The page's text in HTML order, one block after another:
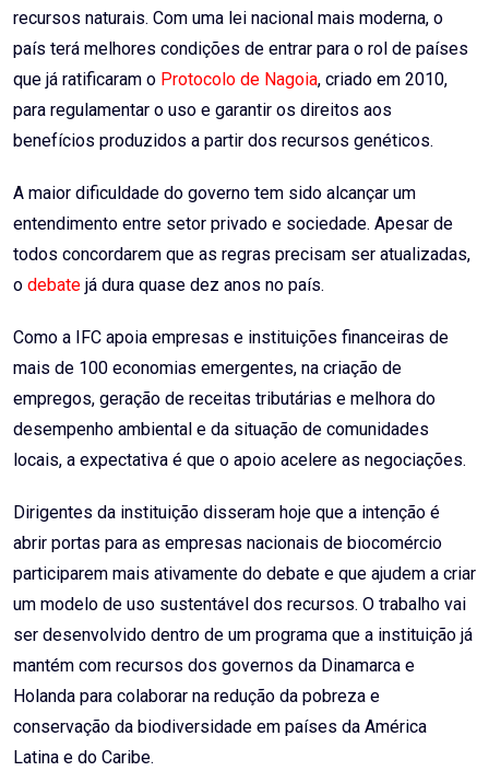
recursos naturais. Com uma lei nacional mais moderna, o
país terá melhores condições de entrar para o rol de países
que já ratificaram o Protocolo de Nagoia, criado em 2010,
para regulamentar o uso e garantir os direitos aos
benefícios produzidos a partir dos recursos genéticos.
A maior dificuldade do governo tem sido alcançar um
entendimento entre setor privado e sociedade. Apesar de
todos concordarem que as regras precisam ser atualizadas,
o debate já dura quase dez anos no país.
Como a IFC apoia empresas e instituições financeiras de
mais de 100 economias emergentes, na criação de
empregos, geração de receitas tributárias e melhora do
desempenho ambiental e da situação de comunidades
locais, a expectativa é que o apoio acelere as negociações.
Dirigentes da instituição disseram hoje que a intenção é
abrir portas para as empresas nacionais de biocomércio
participarem mais ativamente do debate e que ajudem a criar
um modelo de uso sustentável dos recursos. O trabalho vai
ser desenvolvido dentro de um programa que a instituição já
mantém com recursos dos governos da Dinamarca e
Holanda para colaborar na redução da pobreza e
conservação da biodiversidade em países da América
Latina e do Caribe.